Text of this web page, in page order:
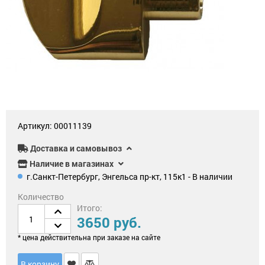
для
противопожарных
дверей
механические
замки
Замки
для
межкомнатных
и
дверей
Замки
металло­
пластиковых
дверей
для
перекодировки,
нуклии,
роторы
Дверные
ручки
Доводчики
дверные
ящики
Раздвижные
системы
для
окон
дверные
Фурнитура
Philips
Огнестойкие
сейфы
Оружейные
сейфы
Артикул: 00011139
Доставка и самовывоз
Наличие в магазинах
г.Санкт-Петербург, Энгельса пр-кт, 115к1 - В наличии
Количество
Итого:
3650 руб.
* цена действительна при заказе на сайте